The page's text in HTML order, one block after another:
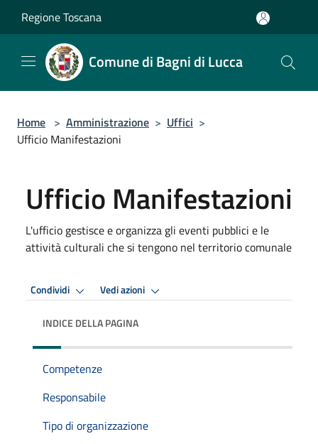
Regione Toscana
Comune di Bagni di Lucca
Home > Amministrazione > Uffici >
Ufficio Manifestazioni
Ufficio Manifestazioni
L'ufficio gestisce e organizza gli eventi pubblici e le
attività culturali che si tengono nel territorio comunale
Condividi Vedi azioni
INDICE DELLA PAGINA
Competenze
Responsabile
Tipo di organizzazione